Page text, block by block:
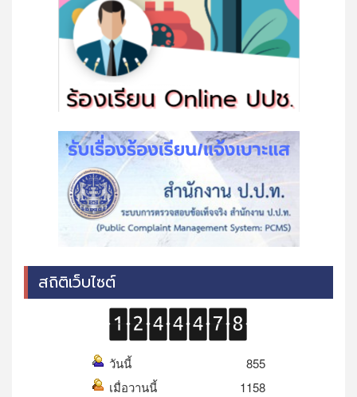
สถิติเว็บไซต์
วันนี้
855
เมื่อวานนี้
1158